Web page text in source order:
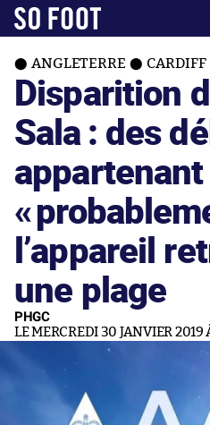
ANGLETERRE CARDIFF
Disparition
Sala : des
appartenant
«
l’appareil
une plage
PHGC
LE MERCREDI 30 JANVIER 2019